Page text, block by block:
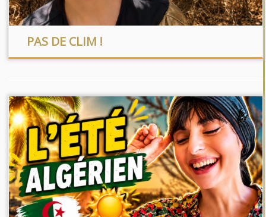
PAS DE CLIM !